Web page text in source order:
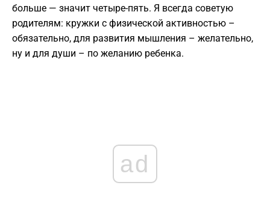
больше — значит четыре-пять. Я всегда советую
родителям: кружки с физической активностью –
обязательно, для развития мышления – желательно,
ну и для души – по желанию ребенка.
ad